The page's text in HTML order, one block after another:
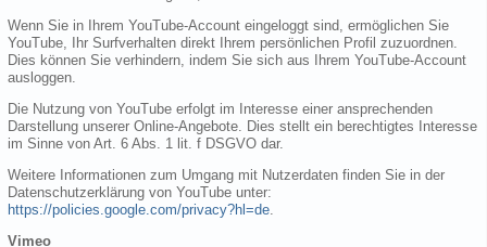
Wenn Sie in Ihrem YouTube-Account eingeloggt sind, ermöglichen Sie
YouTube, Ihr Surfverhalten direkt Ihrem persönlichen Profil zuzuordnen.
Dies können Sie verhindern, indem Sie sich aus Ihrem YouTube-Account
ausloggen.
Die Nutzung von YouTube erfolgt im Interesse einer ansprechenden
Darstellung unserer Online-Angebote. Dies stellt ein berechtigtes Interesse
im Sinne von Art. 6 Abs. 1 lit. f DSGVO dar.
Weitere Informationen zum Umgang mit Nutzerdaten finden Sie in der
Datenschutzerklärung von YouTube unter:
https://policies.google.com/privacy?hl=de
Vimeo